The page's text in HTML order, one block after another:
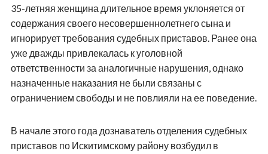
35-летняя женщина длительное время уклоняется от
содержания своего несовершеннолетнего сына и
игнорирует требования судебных приставов. Ранее она
уже дважды привлекалась к уголовной
ответственности за аналогичные нарушения, однако
назначенные наказания не были связаны с
ограничением свободы и не повлияли на ее поведение.
В начале этого года дознаватель отделения судебных
приставов по Искитимскому району возбудил в